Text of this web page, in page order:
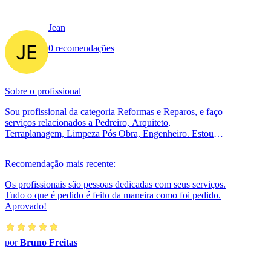
Jean
0 recomendações
Sobre o profissional
Sou profissional da categoria Reformas e Reparos, e faço
serviços relacionados a Pedreiro, Arquiteto,
Terraplanagem, Limpeza Pós Obra, Engenheiro. Estou
Recomendação mais recente:
Os profissionais são pessoas dedicadas com seus serviços.
Tudo o que é pedido é feito da maneira como foi pedido.
Aprovado!
porBruno Freitas